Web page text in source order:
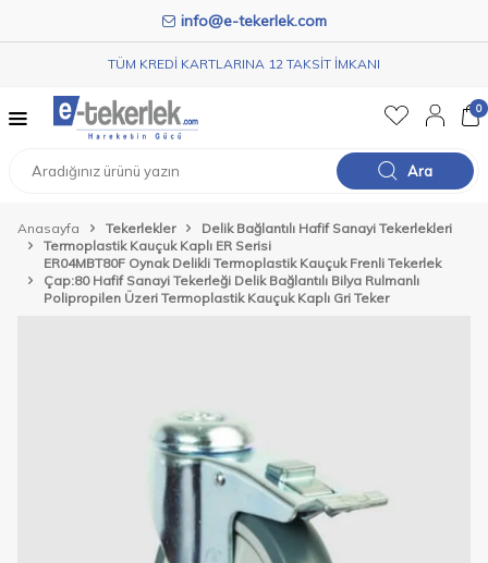
info@e-tekerlek.com
TÜM KREDİ KARTLARINA 12 TAKSİT İMKANI
Ara
0
Anasayfa Tekerlekler
Delik Bağlantılı Hafif Sanayi Tekerlekleri
Termoplastik Kauçuk Kaplı ER Serisi
ER04MBT80F Oynak Delikli Termoplastik Kauçuk Frenli Tekerlek
Çap:80 Hafif Sanayi Tekerleği Delik Bağlantılı Bilya Rulmanlı
Polipropilen Üzeri Termoplastik Kauçuk Kaplı Gri Teker